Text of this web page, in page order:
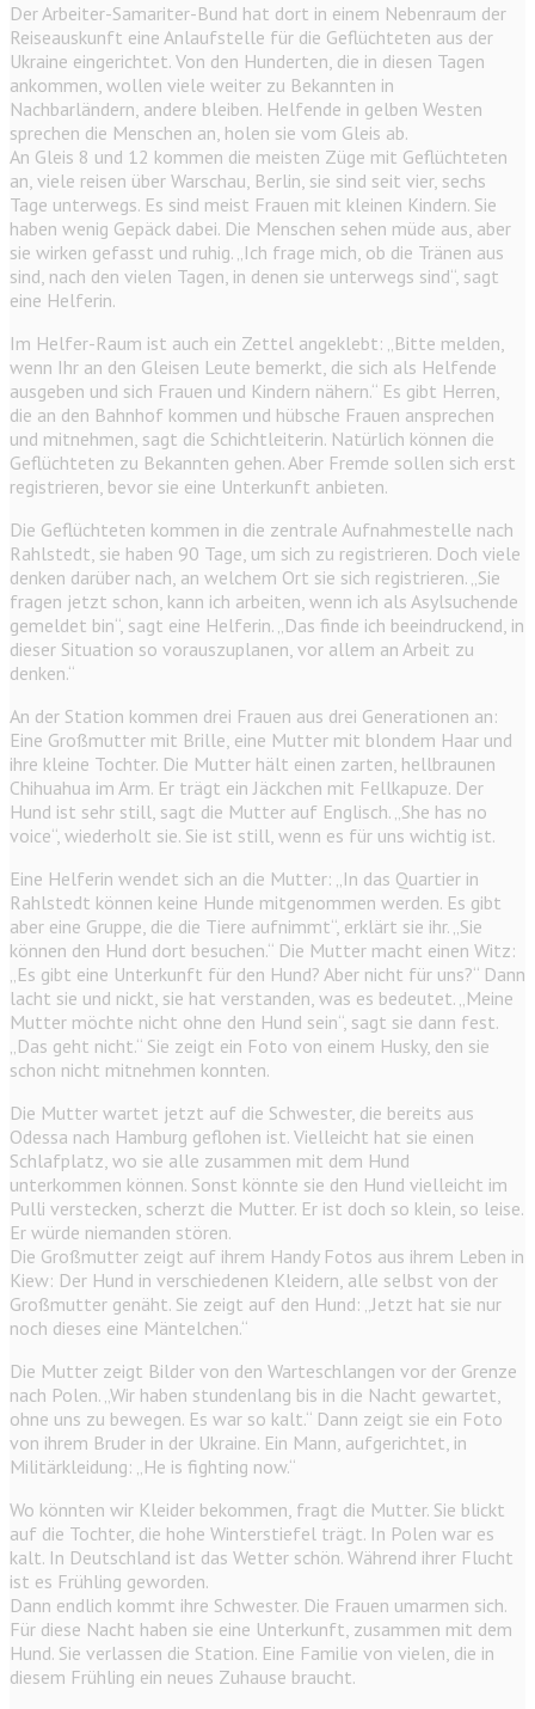
Der Arbeiter-Samariter-Bund hat dort in einem Nebenraum der
Reiseauskunft eine Anlaufstelle für die Geflüchteten aus der
Ukraine eingerichtet. Von den Hunderten, die in diesen Tagen
ankommen, wollen viele weiter zu Bekannten in
Nachbarländern, andere bleiben. Helfende in gelben Westen
sprechen die Menschen an, holen sie vom Gleis ab.
An Gleis 8 und 12 kommen die meisten Züge mit Geflüchteten
an, viele reisen über Warschau, Berlin, sie sind seit vier, sechs
Tage unterwegs. Es sind meist Frauen mit kleinen Kindern. Sie
haben wenig Gepäck dabei. Die Menschen sehen müde aus, aber
sie wirken gefasst und ruhig. „Ich frage mich, ob die Tränen aus
sind, nach den vielen Tagen, in denen sie unterwegs sind“, sagt
eine Helferin.
Im Helfer-Raum ist auch ein Zettel angeklebt: „Bitte melden,
wenn Ihr an den Gleisen Leute bemerkt, die sich als Helfende
ausgeben und sich Frauen und Kindern nähern.“ Es gibt Herren,
die an den Bahnhof kommen und hübsche Frauen ansprechen
und mitnehmen, sagt die Schichtleiterin. Natürlich können die
Geflüchteten zu Bekannten gehen. Aber Fremde sollen sich erst
registrieren, bevor sie eine Unterkunft anbieten.
Die Geflüchteten kommen in die zentrale Aufnahmestelle nach
Rahlstedt, sie haben 90 Tage, um sich zu registrieren. Doch viele
denken darüber nach, an welchem Ort sie sich registrieren. „Sie
fragen jetzt schon, kann ich arbeiten, wenn ich als Asylsuchende
gemeldet bin“, sagt eine Helferin. „Das finde ich beeindruckend, in
dieser Situation so vorauszuplanen, vor allem an Arbeit zu
denken.“
An der Station kommen drei Frauen aus drei Generationen an:
Eine Großmutter mit Brille, eine Mutter mit blondem Haar und
ihre kleine Tochter. Die Mutter hält einen zarten, hellbraunen
Chihuahua im Arm. Er trägt ein Jäckchen mit Fellkapuze. Der
Hund ist sehr still, sagt die Mutter auf Englisch. „She has no
voice“, wiederholt sie. Sie ist still, wenn es für uns wichtig ist.
Eine Helferin wendet sich an die Mutter: „In das Quartier in
Rahlstedt können keine Hunde mitgenommen werden. Es gibt
aber eine Gruppe, die die Tiere aufnimmt“, erklärt sie ihr. „Sie
können den Hund dort besuchen.“ Die Mutter macht einen Witz:
„Es gibt eine Unterkunft für den Hund? Aber nicht für uns?“ Dann
lacht sie und nickt, sie hat verstanden, was es bedeutet. „Meine
Mutter möchte nicht ohne den Hund sein“, sagt sie dann fest.
„Das geht nicht.“ Sie zeigt ein Foto von einem Husky, den sie
schon nicht mitnehmen konnten.
Die Mutter wartet jetzt auf die Schwester, die bereits aus
Odessa nach Hamburg geflohen ist. Vielleicht hat sie einen
Schlafplatz, wo sie alle zusammen mit dem Hund
unterkommen können. Sonst könnte sie den Hund vielleicht im
Pulli verstecken, scherzt die Mutter. Er ist doch so klein, so leise.
Er würde niemanden stören.
Die Großmutter zeigt auf ihrem Handy Fotos aus ihrem Leben in
Kiew: Der Hund in verschiedenen Kleidern, alle selbst von der
Großmutter genäht. Sie zeigt auf den Hund: „Jetzt hat sie nur
noch dieses eine Mäntelchen.“
Die Mutter zeigt Bilder von den Warteschlangen vor der Grenze
nach Polen. „Wir haben stundenlang bis in die Nacht gewartet,
ohne uns zu bewegen. Es war so kalt.“ Dann zeigt sie ein Foto
von ihrem Bruder in der Ukraine. Ein Mann, aufgerichtet, in
Militärkleidung: „He is fighting now.“
Wo könnten wir Kleider bekommen, fragt die Mutter. Sie blickt
auf die Tochter, die hohe Winterstiefel trägt. In Polen war es
kalt. In Deutschland ist das Wetter schön. Während ihrer Flucht
ist es Frühling geworden.
Dann endlich kommt ihre Schwester. Die Frauen umarmen sich.
Für diese Nacht haben sie eine Unterkunft, zusammen mit dem
Hund. Sie verlassen die Station. Eine Familie von vielen, die in
diesem Frühling ein neues Zuhause braucht.